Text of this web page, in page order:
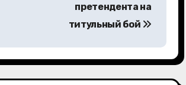
претендента на
титульный бой